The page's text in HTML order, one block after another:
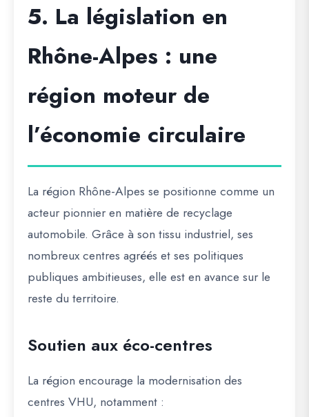
5. La législation en
Rhône-Alpes : une
région moteur de
l’économie circulaire
La région Rhône-Alpes se positionne comme un
acteur pionnier en matière de recyclage
automobile. Grâce à son tissu industriel, ses
nombreux centres agréés et ses politiques
publiques ambitieuses, elle est en avance sur le
reste du territoire.
Soutien aux éco-centres
La région encourage la modernisation des
centres VHU, notamment :